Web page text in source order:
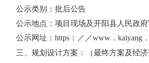
公示类别：批后公告
公示地点：项目现场及开阳县人民政
公示网址： https：／／www．kaiyang
三、规划设计方案：（最终方案及经